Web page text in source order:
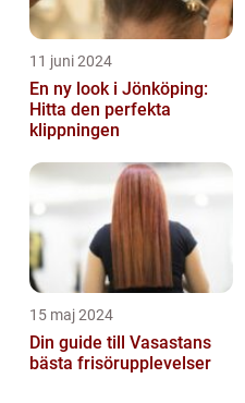
11 juni 2024
En ny look i Jönköping:
Hitta den perfekta
klippningen
15 maj 2024
Din guide till Vasastans
bästa frisörupplevelser